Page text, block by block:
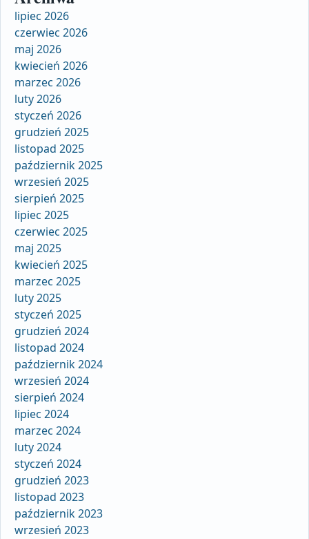
lipiec 2026
czerwiec 2026
maj 2026
kwiecień 2026
marzec 2026
luty 2026
styczeń 2026
grudzień 2025
listopad 2025
październik 2025
wrzesień 2025
sierpień 2025
lipiec 2025
czerwiec 2025
maj 2025
kwiecień 2025
marzec 2025
luty 2025
styczeń 2025
grudzień 2024
listopad 2024
październik 2024
wrzesień 2024
sierpień 2024
lipiec 2024
marzec 2024
luty 2024
styczeń 2024
grudzień 2023
listopad 2023
październik 2023
wrzesień 2023